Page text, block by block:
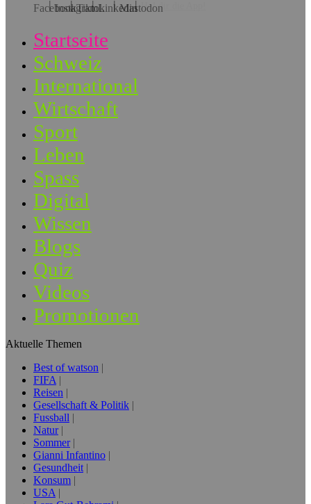
Hol dir die App!
Startseite
Schweiz
International
Wirtschaft
Sport
Leben
Spass
Digital
Wissen
Blogs
Quiz
Videos
Promotionen
Aktuelle Themen
Best of watson
FIFA
Reisen
Gesellschaft & Politik
Fussball
Natur
Sommer
Gianni Infantino
Gesundheit
Konsum
USA